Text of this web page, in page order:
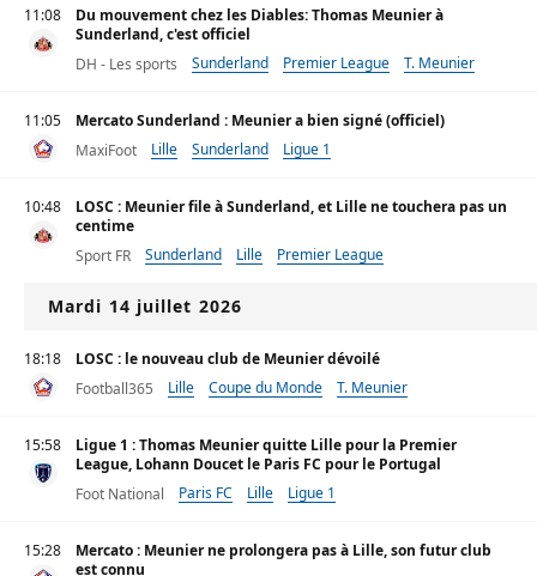
11:08
Du mouvement chez les Diables: Thomas Meunier à
Sunderland, c'est officiel
DH - Les sports
Sunderland Premier League T. Meunier
11:05
Mercato Sunderland : Meunier a bien signé (officiel)
MaxiFoot
Lille Sunderland Ligue 1
10:48
LOSC : Meunier file à Sunderland, et Lille ne touchera pas un
centime
Sport FR
Sunderland Lille Premier League
Mardi 14 juillet 2026
18:18
LOSC : le nouveau club de Meunier dévoilé
Football365
Lille Coupe du Monde T. Meunier
15:58
Ligue 1 : Thomas Meunier quitte Lille pour la Premier
League, Lohann Doucet le Paris FC pour le Portugal
Foot National
Paris FC Lille Ligue 1
15:28
Mercato : Meunier ne prolongera pas à Lille, son futur club
est connu